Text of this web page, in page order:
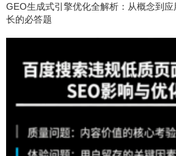
GEO生成式引擎优化全解析：从概念到
长的必答题